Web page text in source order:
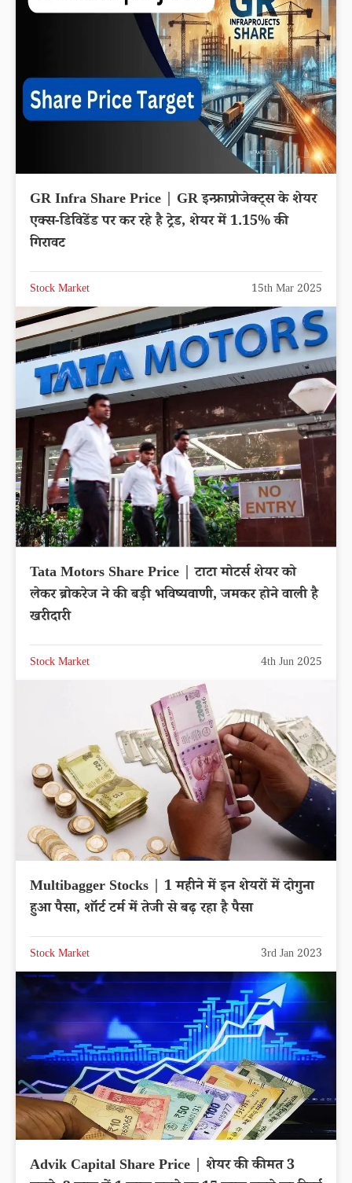
GR Infra Share Price | GR इन्फ्राप्रोजेक्ट्स के शेयर
एक्स-डिविडेंड पर कर रहे है ट्रेड, शेयर में 1.15% की
गिरावट
Stock Market 15th Mar 2025
Tata Motors Share Price | टाटा मोटर्स शेयर को
लेकर ब्रोकरेज ने की बड़ी भविष्यवाणी, जमकर होने वाली है
खरीदारी
Stock Market 4th Jun 2025
Multibagger Stocks | 1 महीने में इन शेयरों में दोगुना
हुआ पैसा, शॉर्ट टर्म में तेजी से बढ़ रहा है पैसा
Stock Market 3rd Jan 2023
Advik Capital Share Price | शेयर की कीमत 3